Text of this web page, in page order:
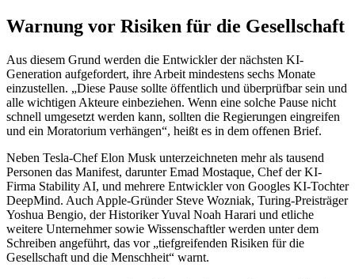
Warnung vor Risiken für die Gesellschaft
Aus diesem Grund werden die Entwickler der nächsten KI-
Generation aufgefordert, ihre Arbeit mindestens sechs Monate
einzustellen. „Diese Pause sollte öffentlich und überprüfbar sein und
alle wichtigen Akteure einbeziehen. Wenn eine solche Pause nicht
schnell umgesetzt werden kann, sollten die Regierungen eingreifen
und ein Moratorium verhängen“, heißt es in dem offenen Brief.
Neben Tesla-Chef Elon Musk unterzeichneten mehr als tausend
Personen das Manifest, darunter Emad Mostaque, Chef der KI-
Firma Stability AI, und mehrere Entwickler von Googles KI-Tochter
DeepMind. Auch Apple-Gründer Steve Wozniak, Turing-Preisträger
Yoshua Bengio, der Historiker Yuval Noah Harari und etliche
weitere Unternehmer sowie Wissenschaftler werden unter dem
Schreiben angeführt, das vor „tiefgreifenden Risiken für die
Gesellschaft und die Menschheit“ warnt.